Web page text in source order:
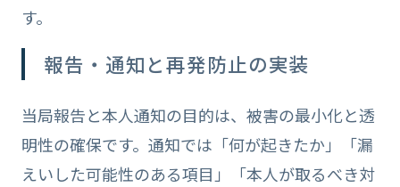
す。
報告・通知と再発防止の実装
当局報告と本人通知の目的は、被害の最小化と透
明性の確保です。通知では「何が起きたか」「漏
えいした可能性のある項目」「本人が取るべき対